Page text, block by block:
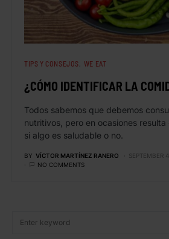
TIPS Y CONSEJOS WE EAT
¿CÓMO IDENTIFICAR LA
Todos sabemos que debemos
nutritivos, pero en ocasiones
si algo es saludable o no.
BY VÍCTOR MARTÍNEZ RANERO
SEPTEMBER
NO COMMENTS